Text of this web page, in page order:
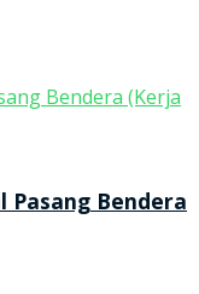
Pasang Bendera